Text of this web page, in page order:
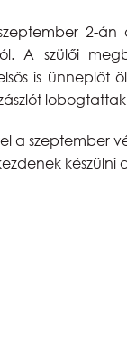
2-án
A szülői
is ünneplőt
a szeptember
készülni